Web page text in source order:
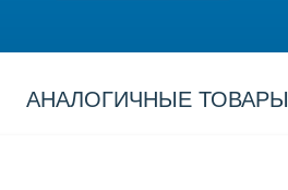
АНАЛОГИЧНЫЕ ТОВАРЫ